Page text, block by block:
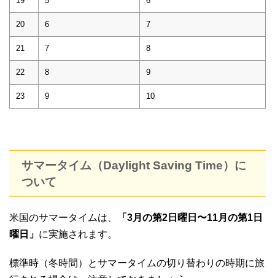
20 6 7
21 7 8
22 8 9
23 9 10
サマータイム（Daylight Saving Time）に
ついて
米国のサマータイムは、
「3月の第2日曜日〜11月の第1日
曜日」 に実施されます。
標準時（冬時間）とサマータイムの切り替わりの時期に旅